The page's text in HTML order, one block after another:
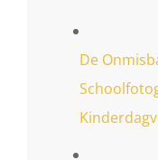
De